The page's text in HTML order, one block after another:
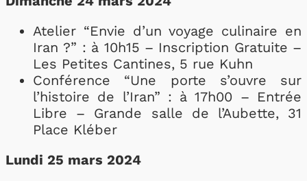
Atelier “Envie d’un voyage culinaire en
Iran ?” : à 10h15 – Inscription Gratuite –
Les Petites Cantines, 5 rue Kuhn
Conférence “Une porte s’ouvre sur
l’histoire de l’Iran” : à 17h00 – Entrée
Libre – Grande salle de l’Aubette, 31
Place Kléber
Lundi 25 mars 2024